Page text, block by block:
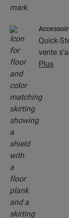
Quick-
vente
Plus